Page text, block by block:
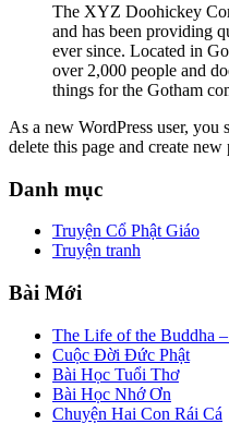
The XYZ Doohickey
and has been providing
ever since. Located in
over 2,000 people and
things for the Gotham
As a new WordPress user, you
delete this page and create
Danh mục
Truyện Cổ Phật Giáo
Truyện tranh
Bài Mới
The Life of the Buddha
Cuộc Đời Đức Phật
Bài Học Tuổi Thơ
Bài Học Nhớ Ơn
Chuyện Hai Con Rái Cá